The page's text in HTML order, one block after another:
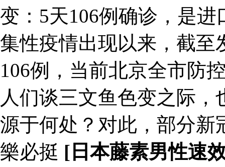
变：5天106例确诊，是
集性疫情出现以来，截至
106例，当前北京全市防
人们谈三文鱼色变之际
源于何处？对此，部分新
樂必挺 [日本藤素男性速